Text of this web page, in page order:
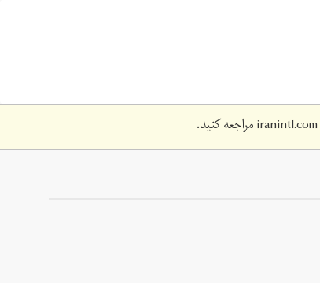
iranintl.comمراجعه کنید.